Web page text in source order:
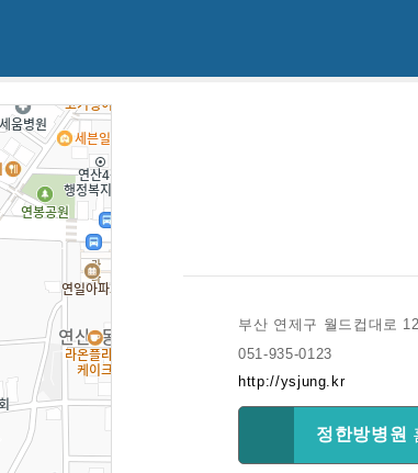
부산 연제구 월드컵대로
051-935-0123
http://ysjung.kr
정한방병원